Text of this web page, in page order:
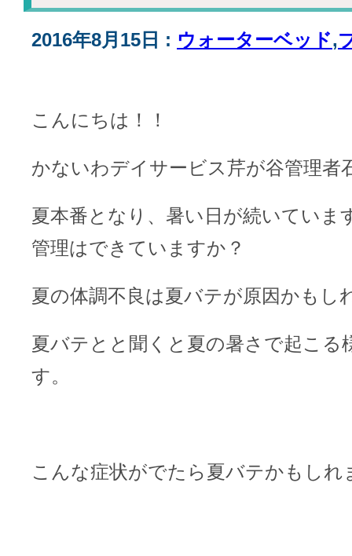
2016年8月15日 : ウォーターベッド,
こんにちは！！
かないわデイサービス芹が谷管理者
夏本番となり、暑い日が続いていま
管理はできていますか？
夏の体調不良は夏バテが原因かもし
夏バテとと聞くと夏の暑さで起こる
す。
こんな症状がでたら夏バテかもしれ